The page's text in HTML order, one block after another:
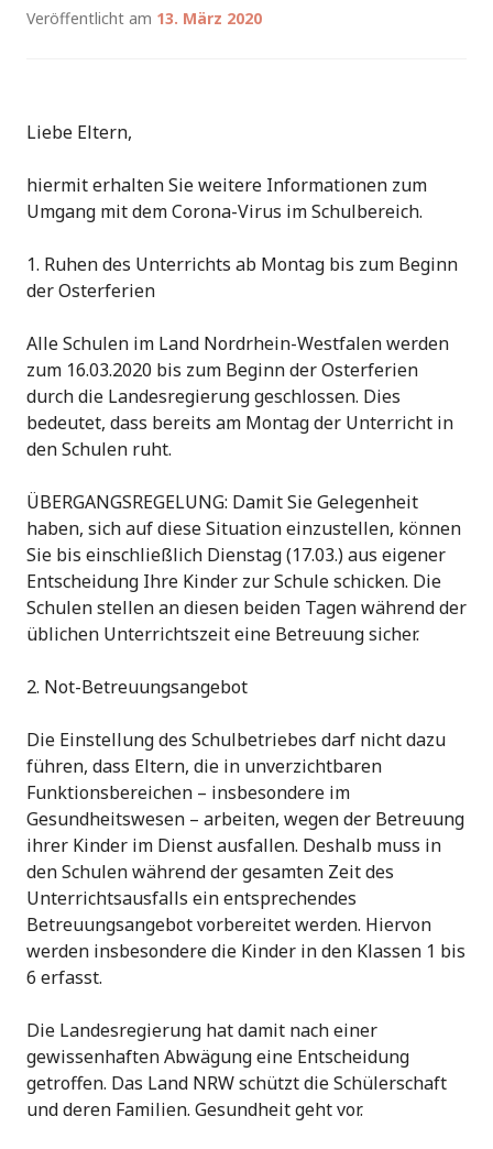
Veröffentlicht am 13. März 2020
Liebe Eltern,
hiermit erhalten Sie weitere Informationen zum
Umgang mit dem Corona-Virus im Schulbereich.
1. Ruhen des Unterrichts ab Montag bis zum Beginn
der Osterferien
Alle Schulen im Land Nordrhein-Westfalen werden
zum 16.03.2020 bis zum Beginn der Osterferien
durch die Landesregierung geschlossen. Dies
bedeutet, dass bereits am Montag der Unterricht in
den Schulen ruht.
ÜBERGANGSREGELUNG: Damit Sie Gelegenheit
haben, sich auf diese Situation einzustellen, können
Sie bis einschließlich Dienstag (17.03.) aus eigener
Entscheidung Ihre Kinder zur Schule schicken. Die
Schulen stellen an diesen beiden Tagen während der
üblichen Unterrichtszeit eine Betreuung sicher.
2. Not-Betreuungsangebot
Die Einstellung des Schulbetriebes darf nicht dazu
führen, dass Eltern, die in unverzichtbaren
Funktionsbereichen – insbesondere im
Gesundheitswesen – arbeiten, wegen der Betreuung
ihrer Kinder im Dienst ausfallen. Deshalb muss in
den Schulen während der gesamten Zeit des
Unterrichtsausfalls ein entsprechendes
Betreuungsangebot vorbereitet werden. Hiervon
werden insbesondere die Kinder in den Klassen 1 bis
6 erfasst.
Die Landesregierung hat damit nach einer
gewissenhaften Abwägung eine Entscheidung
getroffen. Das Land NRW schützt die Schülerschaft
und deren Familien. Gesundheit geht vor.